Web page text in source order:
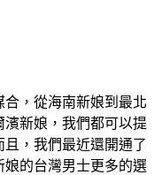
，從海南新娘到最北
新娘，我們都可以提
，我們最近還開通了
的台灣男士更多的選